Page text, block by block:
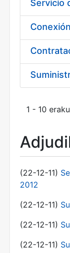
1 - 10
(22-12-11)
2012
(22-12-11)
(22-12-11)
(22-12-11)